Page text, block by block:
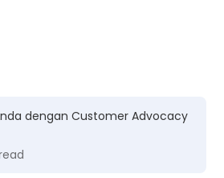
dengan Customer Advocacy